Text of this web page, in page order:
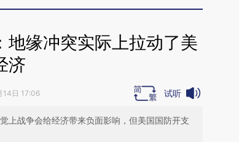
地缘冲突实际上拉动了美
济
日 17:06 试听
上战争会给经济带来负面影响，但美国国防开支